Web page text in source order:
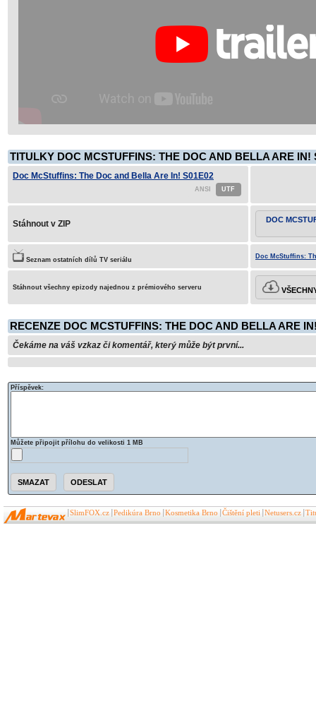
TITULKY DOC MCSTUFFINS: THE DOC AND BELLA ARE IN!
Doc McStuffins: The Doc and Bella Are In! S01E02
Stáhnout v ZIP DOC
Seznam ostatních dílů TV seriálu Doc McStuffins:
Stáhnout všechny epizody najednou z prémiového serveru
RECENZE DOC MCSTUFFINS: THE DOC AND BELLA ARE
Čekáme na váš vzkaz či komentář, který může být první...
Příspěvek:
Můžete připojit přílohu do velikosti 1 MB
SlimFOX.cz Pedikúra Brno Kosmetika Brno Čištění pleti Netusers.cz